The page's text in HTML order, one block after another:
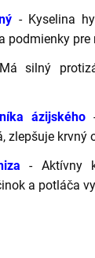
- Kyselina
podmienky
silný
ázijského
zlepšuje krvný
- Aktívny
a potláča